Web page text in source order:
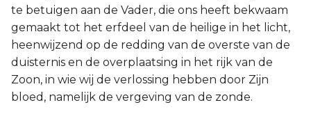
te betuigen aan de Vader, die ons heeft bekwaam
gemaakt tot het erfdeel van de heilige in het licht,
heenwijzend op de redding van de overste van de
duisternis en de overplaatsing in het rijk van de
Zoon, in wie wij de verlossing hebben door Zijn
bloed, namelijk de vergeving van de zonde.